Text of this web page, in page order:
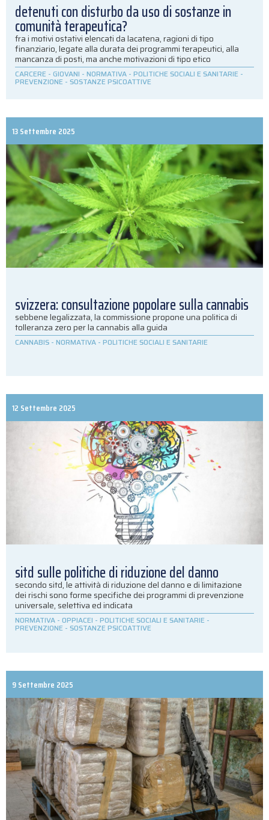
detenuti con disturbo da uso di sostanze in
comunità terapeutica?
fra i motivi ostativi elencati da lacatena, ragioni di tipo
finanziario, legate alla durata dei programmi terapeutici, alla
mancanza di posti, ma anche motivazioni di tipo etico
CARCERE - GIOVANI - NORMATIVA - POLITICHE SOCIALI E SANITARIE -
PREVENZIONE - SOSTANZE PSICOATTIVE
13 Settembre 2025
svizzera: consultazione popolare sulla cannabis
sebbene legalizzata, la commissione propone una politica di
tolleranza zero per la cannabis alla guida
CANNABIS - NORMATIVA - POLITICHE SOCIALI E SANITARIE
12 Settembre 2025
sitd sulle politiche di riduzione del danno
secondo sitd, le attività di riduzione del danno e di limitazione
dei rischi sono forme specifiche dei programmi di prevenzione
universale, selettiva ed indicata
NORMATIVA - OPPIACEI - POLITICHE SOCIALI E SANITARIE -
PREVENZIONE - SOSTANZE PSICOATTIVE
9 Settembre 2025